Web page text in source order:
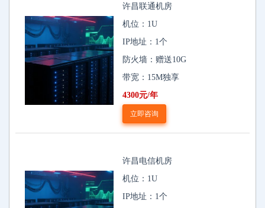
许昌联通机房
机位：1U
IP地址：1个
防火墙：赠送10G
带宽：15M独享
4300元/年
立即咨询
许昌电信机房
机位：1U
IP地址：1个